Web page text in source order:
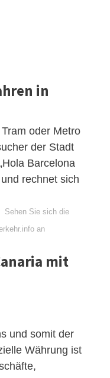
in
oder Metro
der Stadt
Barcelona
rechnet sich
Sehen Sie sich die
an
mit
und somit der
Währung ist